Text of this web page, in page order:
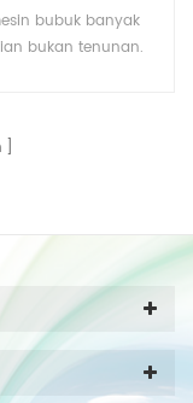
bubuk banyak
bukan tenunan.